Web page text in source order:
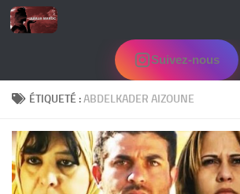
Skip to content
Suivez-nous
ÉTIQUETÉ :ABDELKADER AIZOUNE